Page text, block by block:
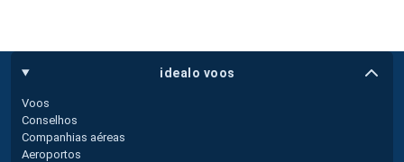
idealo voos
Voos
Conselhos
Companhias aéreas
Aeroportos